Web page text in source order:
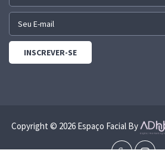
Copyright © 2026 Espaço Facial By